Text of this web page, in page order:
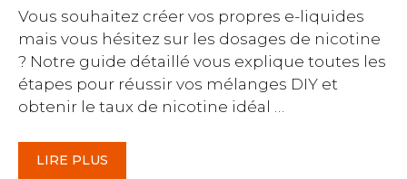
Vous souhaitez créer vos propres e-liquides
mais vous hésitez sur les dosages de nicotine
? Notre guide détaillé vous explique toutes les
étapes pour réussir vos mélanges DIY et
obtenir le taux de nicotine idéal …
LIRE PLUS